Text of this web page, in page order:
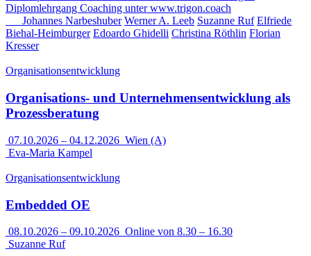
Johannes Narbeshuber Werner A. Leeb Suzanne Ruf Elfriede
Biehal-Heimburger Edoardo Ghidelli Christina Röthlin Florian
Kresser
Organisationsentwicklung
Organisations- und Unternehmensentwicklung als
Prozessberatung
07.10.2026 – 04.12.2026 Wien (A)
Eva-Maria Kampel
Organisationsentwicklung
Embedded OE
08.10.2026 – 09.10.2026 Online von 8.30 – 16.30
Suzanne Ruf